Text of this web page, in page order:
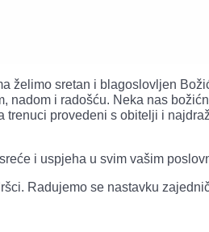
želimo sretan i blagoslovljen
nadom i radošću. Neka nas
provedeni s obitelji i
i uspjeha u svim vašim
Radujemo se nastavku